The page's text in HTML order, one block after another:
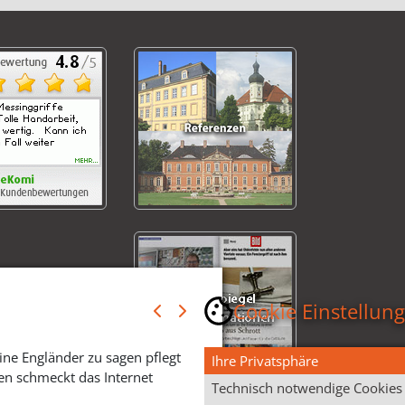
Engländer zu sagen pflegt
schmeckt das Internet
Cookie
Ihre Privatsphäre
Technisch notwendige Cookies